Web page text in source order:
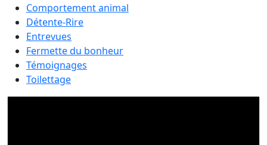
Comportement animal
Détente-Rire
Entrevues
Fermette du bonheur
Témoignages
Toilettage